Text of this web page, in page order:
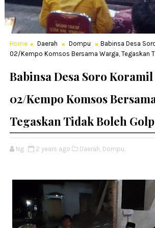
Home Daerah Dompu
Babinsa Desa
02/Kempo Komsos Bersama Warga, Tegaskan
Babinsa Desa Soro Koramil
02/Kempo Komsos
Tegaskan Tidak Boleh
Ng 2 years ago Daerah, Dompu,